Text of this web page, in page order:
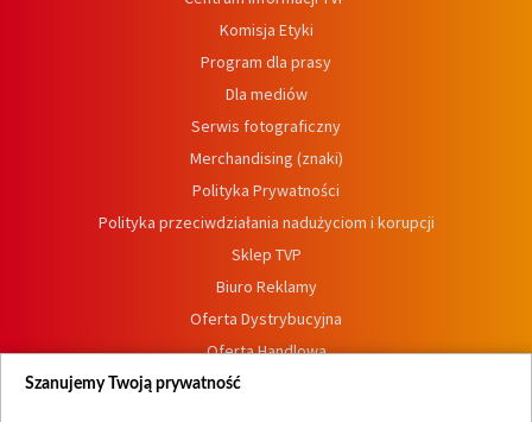
Komisja Etyki
Program dla prasy
Dla mediów
Serwis fotograficzny
Merchandising (znaki)
Polityka Prywatności
Polityka przeciwdziałania nadużyciom i korupcji
Sklep TVP
Biuro Reklamy
Oferta Dystrybucyjna
Oferta Handlowa
Dostępność
Szanujemy Twoją prywatność